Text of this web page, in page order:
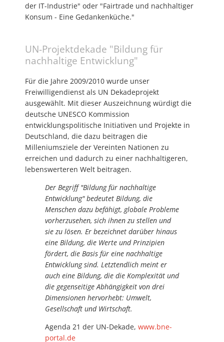
der IT-Industrie" oder "Fairtrade und nachhaltiger
Konsum - Eine Gedankenküche."
UN-Projektdekade "Bildung für
nachhaltige Entwicklung"
Für die Jahre 2009/2010 wurde unser
Freiwilligendienst als UN Dekadeprojekt
ausgewählt. Mit dieser Auszeichnung würdigt die
deutsche UNESCO Kommission
entwicklungspolitische Initiativen und Projekte in
Deutschland, die dazu beitragen die
Milleniumsziele der Vereinten Nationen zu
erreichen und dadurch zu einer nachhaltigeren,
lebenswerteren Welt beitragen.
Der Begriff "Bildung für nachhaltige
Entwicklung" bedeutet Bildung, die
Menschen dazu befähigt, globale Probleme
vorherzusehen, sich ihnen zu stellen und
sie zu lösen. Er bezeichnet darüber hinaus
eine Bildung, die Werte und Prinzipien
fördert, die Basis für eine nachhaltige
Entwicklung sind. Letztendlich meint er
auch eine Bildung, die die Komplexität und
die gegenseitige Abhängigkeit von drei
Dimensionen hervorhebt: Umwelt,
Gesellschaft und Wirtschaft.
Agenda 21 der UN-Dekade, www.bne-
portal.de